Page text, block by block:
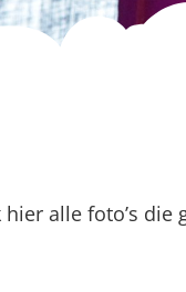
alle foto’s die